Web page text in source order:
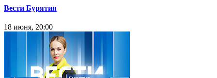
Вести Бурятия
18 июня, 20:00